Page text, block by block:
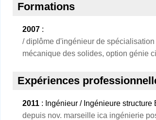
Formations
2007 :
/ diplôme d'ingénieur de
mécanique des solides, option génie
Expériences
2011 : Ingénieur / Ingénieure structure
depuis nov. marseille ica ingénierie